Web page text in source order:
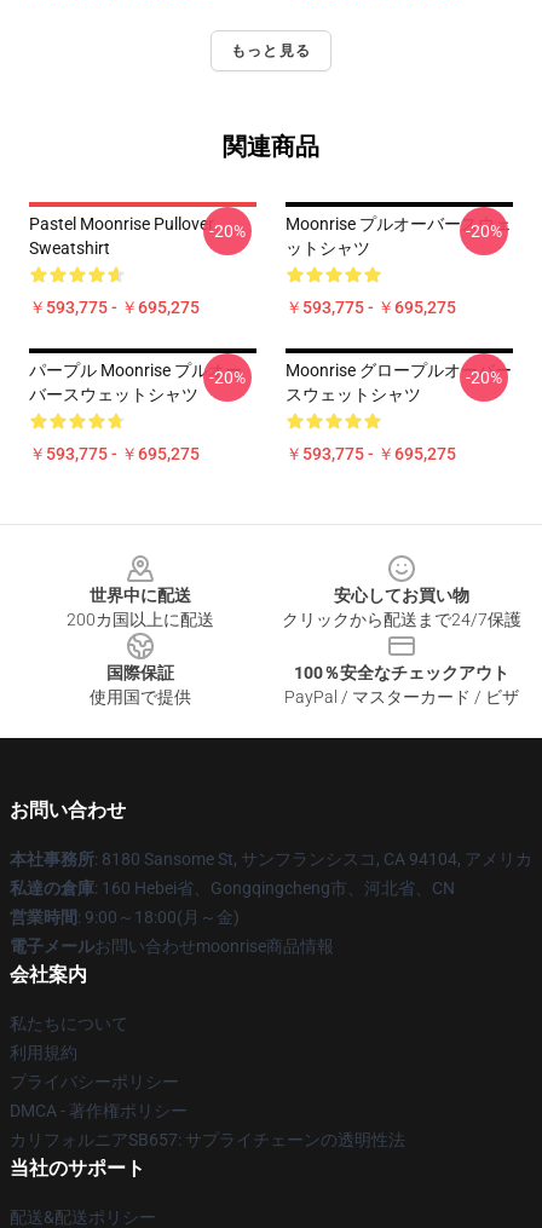
もっと見る
関連商品
Pastel Moonrise Pullover
Sweatshirt
￥593,775 - ￥695,275
-20%
Moonrise プルオーバースウェ
ットシャツ
￥593,775 - ￥695,275
-20%
パープル Moonrise プルオー
バースウェットシャツ
￥593,775 - ￥695,275
-20%
Moonrise グロープルオーバー
スウェットシャツ
￥593,775 - ￥695,275
-20%
世界中に配送
200カ国以上に配送
安心してお買い物
クリックから配送まで24/7保護
国際保証
使用国で提供
100％安全なチェックアウト
PayPal / マスターカード / ビザ
お問い合わせ
本社事務所: 8180 Sansome St, サンフランシスコ, CA 94104, アメリカ
私達の倉庫: 160 Hebei省、Gongqingcheng市、河北省、CN
営業時間: 9:00～18:00(月～金)
電子メールお問い合わせmoonrise商品情報
会社案内
私たちについて
利用規約
プライバシーポリシー
DMCA - 著作権ポリシー
カリフォルニアSB657: サプライチェーンの透明性法
当社のサポート
配送&配送ポリシー